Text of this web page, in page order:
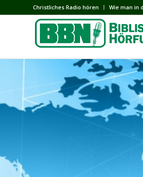
Сhristliches Radio hören Wie man in